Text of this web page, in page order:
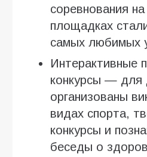
соревнования
площадках
самых любимых
Интерактивные
конкурсы — для
организованы
видах спорта,
конкурсы и
беседы о